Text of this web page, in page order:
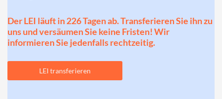
Der LEI läuft in 226 Tagen ab. Transferieren Sie ihn zu
uns und versäumen Sie keine Fristen! Wir
informieren Sie jedenfalls rechtzeitig.
LEI transferieren